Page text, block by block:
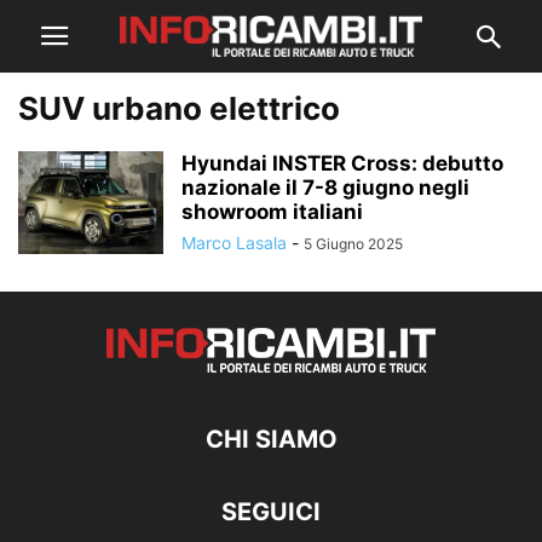
SUV urbano elettrico
Hyundai INSTER Cross: debutto
nazionale il 7-8 giugno negli
showroom italiani
Marco Lasala - 5 Giugno 2025
CHI SIAMO
SEGUICI